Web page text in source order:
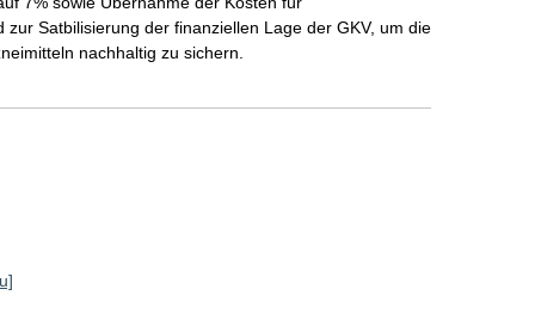
Satbilisierung der finanziellen Lage der GKV, um die
nachhaltig zu sichern.